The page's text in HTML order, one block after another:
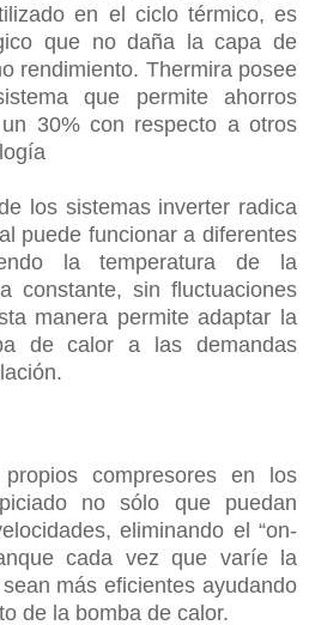
en el ciclo térmico, es
que no daña la capa de
rendimiento. Thermira posee
que permite ahorros
30% con respecto a otros
los sistemas inverter radica
puede funcionar a diferentes
la temperatura de la
constante, sin fluctuaciones
manera permite adaptar la
de calor a las demandas
compresores en los
no sólo que puedan
eliminando el “on-
cada vez que varíe la
más eficientes ayudando
de la bomba de calor.